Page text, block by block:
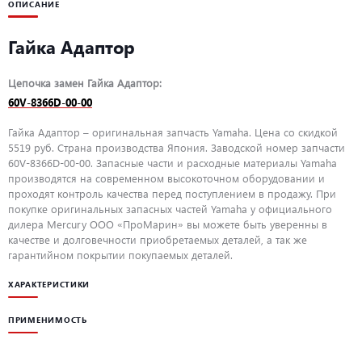
ОПИСАНИЕ
Гайка Адаптор
Цепочка замен Гайка Адаптор:
60V-8366D-00-00
Гайка Адаптор – оригинальная запчасть Yamaha. Цена со скидкой
5519 руб. Страна производства Япония. Заводской номер запчасти
60V-8366D-00-00. Запасные части и расходные материалы Yamaha
производятся на современном высокоточном оборудовании и
проходят контроль качества перед поступлением в продажу. При
покупке оригинальных запасных частей Yamaha у официального
дилера Mercury ООО «ПроМарин» вы можете быть уверенны в
качестве и долговечности приобретаемых деталей, а так же
гарантийном покрытии покупаемых деталей.
ХАРАКТЕРИСТИКИ
ПРИМЕНИМОСТЬ